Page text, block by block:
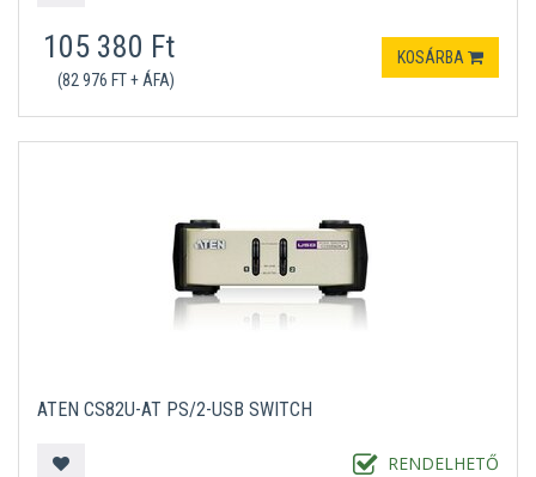
105 380 Ft
(82 976 FT + ÁFA)
KOSÁRBA
ATEN CS82U-AT PS/2-USB SWITCH
RENDELHETŐ